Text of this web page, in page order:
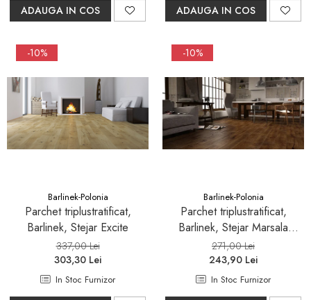
ADAUGA IN COS ADAUGA IN COS
-10%
Barlinek-Polonia
Parchet triplustratificat,
Barlinek, Stejar Excite
337,00 Lei
303,30 Lei
In Stoc Furnizor
-10%
Barlinek-Polonia
Parchet triplustratificat,
Barlinek, Stejar Marsala
Grande
271,00 Lei
243,90 Lei
In Stoc Furnizor